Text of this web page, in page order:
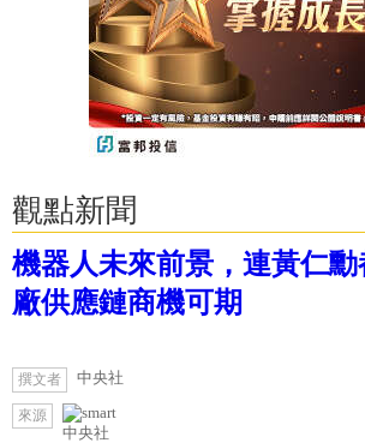
觀點新聞
機器人未來前景，連黃仁
廠供應鏈商機可期
撰文者 中央社
來源
中央社